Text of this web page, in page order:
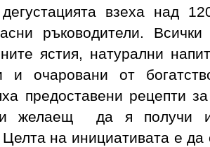
взеха над
ръководители.
ястия, натурални
и очаровани от
предоставени рецепти
желаещ да я получи и
на инициативата е да